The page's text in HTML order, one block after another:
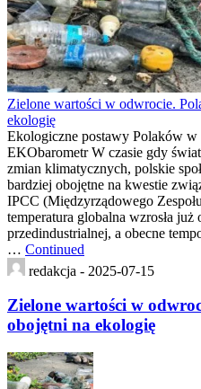
Zielone wartości w odwrocie.
ekologię
Ekologiczne postawy Polaków w
EKObarometr W czasie gdy
zmian klimatycznych, polskie
bardziej obojętne na kwestie
IPCC (Międzyrządowego
temperatura globalna wzrosła
przedindustrialnej, a obecne
… Continued
redakcja - 2025-07-15
Zielone wartości w
obojętni na ekologię